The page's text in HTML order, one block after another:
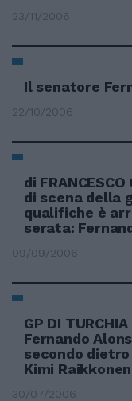
23/11/2006
Il senatore
22/10/2006
di FRANCESCO
di scena della
qualifiche è
serata:
09/09/2006
GP DI
Fernando
secondo
Kimi
30/07/2006